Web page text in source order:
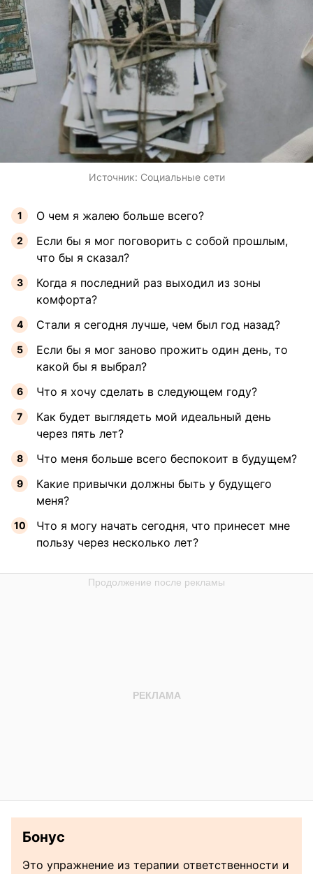
Источник: Социальные сети
О чем я жалею больше всего?
Если бы я мог поговорить с собой прошлым,
что бы я сказал?
Когда я последний раз выходил из зоны
комфорта?
Стали я сегодня лучше, чем был год назад?
Если бы я мог заново прожить один день, то
какой бы я выбрал?
Что я хочу сделать в следующем году?
Как будет выглядеть мой идеальный день
через пять лет?
Что меня больше всего беспокоит в будущем?
Какие привычки должны быть у будущего
меня?
Что я могу начать сегодня, что принесет мне
пользу через несколько лет?
Бонус
Это упражнение из терапии ответственности и